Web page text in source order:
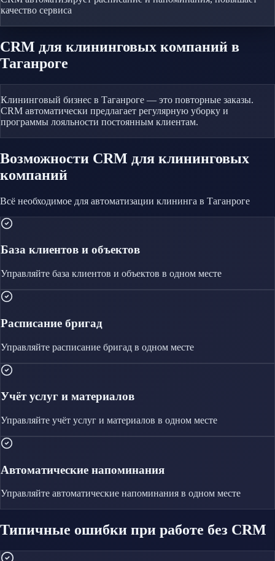
качество сервиса
CRM для клининговых компаний в
Таганроге
Клининговый бизнес в Таганроге — это повторные заказы.
CRM автоматически предлагает регулярную уборку и
программы лояльности постоянным клиентам.
Возможности CRM для клининговых
компаний
Всё необходимое для автоматизации клининга в Таганроге
База клиентов и объектов
Управляйте база клиентов и объектов в одном месте
Расписание бригад
Управляйте расписание бригад в одном месте
Учёт услуг и материалов
Управляйте учёт услуг и материалов в одном месте
Автоматические напоминания
Управляйте автоматические напоминания в одном месте
Типичные ошибки при работе без CRM